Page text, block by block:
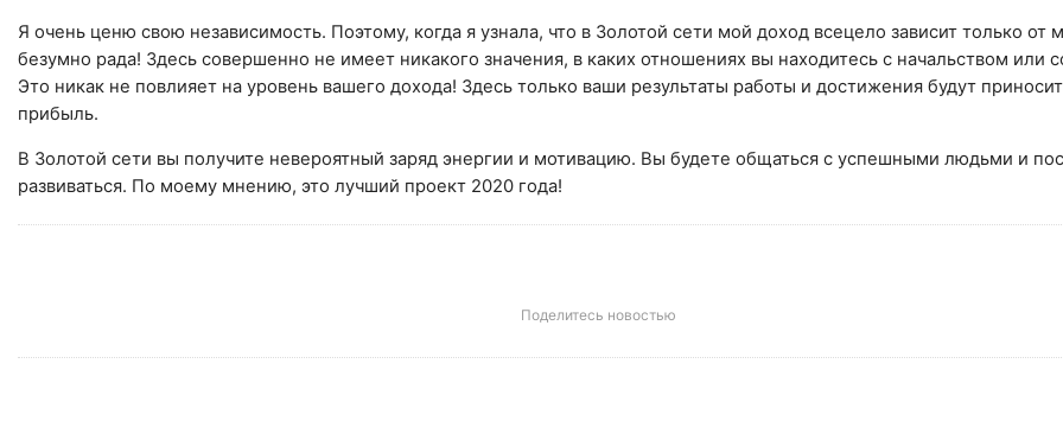
Я очень ценю свою независимость. Поэтому, когда я узнала, что в Золотой сети мой доход всецело зависит только от
безумно рада! Здесь совершенно не имеет никакого значения, в каких отношениях вы находитесь с начальством или
Это никак не повлияет на уровень вашего дохода! Здесь только ваши результаты работы и достижения будут
прибыль.
В Золотой сети вы получите невероятный заряд энергии и мотивацию. Вы будете общаться с успешными людьми и
развиваться. По моему мнению, это лучший проект 2020 года!
Поделитесь новостью